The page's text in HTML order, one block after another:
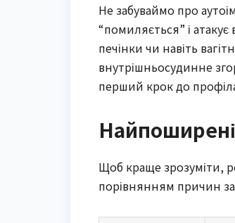
Не забуваймо про
“помиляється” і
печінки чи навіть
внутрішньосудинне
перший крок до
Щоб краще зрозуміти,
порівнянням причин за